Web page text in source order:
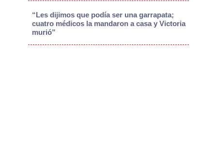
“Les dijimos que podía ser una garrapata;
cuatro médicos la mandaron a casa y Victoria
murió”